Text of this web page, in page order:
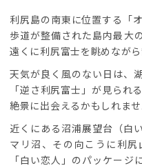
利尻島の南東に位置する「
歩道が整備された島内最大
遠くに利尻富士を眺めなが
天気が良く風のない日は、
「逆さ利尻富士」が見られ
絶景に出会えるかもしれませ
近くにある沼浦展望台（白
マリ沼、その向こうに利
「白い恋人」のパッケージ